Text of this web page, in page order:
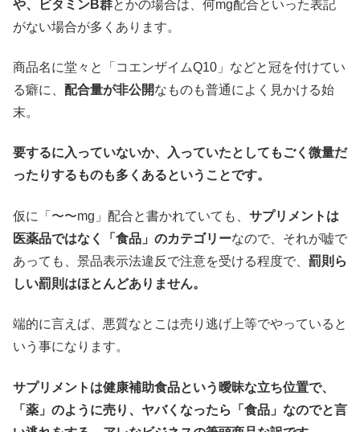
や、ビタミンB群とかの場合は、何mg配合といった表記
がない場合が多くあります。
商品名に堂々と「コエンザイムQ10」などと冠を付けてい
る癖に、 配合量が非公開なものも普通によく見かける始
末。
要するに入っていないか、入っていたとしてもごく微量だ
ったりするものも多くあるということです。
仮に「〜〜mg」配合と書かれていても、 サプリメントは
医薬品ではなく「食品」のカテゴリーなので、それが嘘で
あっても、景品表示法違反で注意を受ける程度で、 罰則ら
しい罰則はほとんどありません。
端的に言えば、悪質なとこは売り逃げ上等でやっていると
いう事になります。
サプリメントは健康補助食品という曖昧な立ち位置で、
「薬」のように売り、ヤバくなったら「食品」なのでと言